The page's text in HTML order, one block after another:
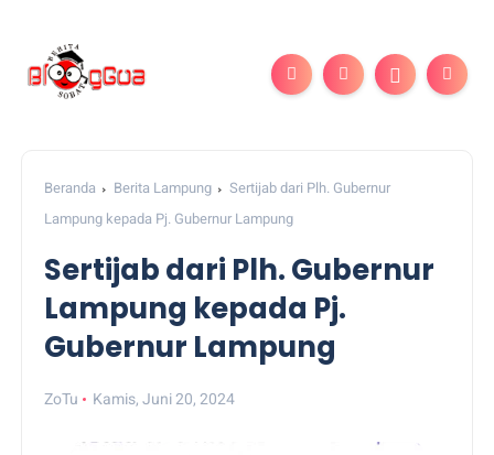
Beranda Berita Lampung
Sertijab dari Plh. Gubernur
Lampung kepada Pj. Gubernur Lampung
Sertijab dari Plh. Gubernur
Lampung kepada Pj.
Gubernur Lampung
ZoTu Kamis, Juni 20, 2024